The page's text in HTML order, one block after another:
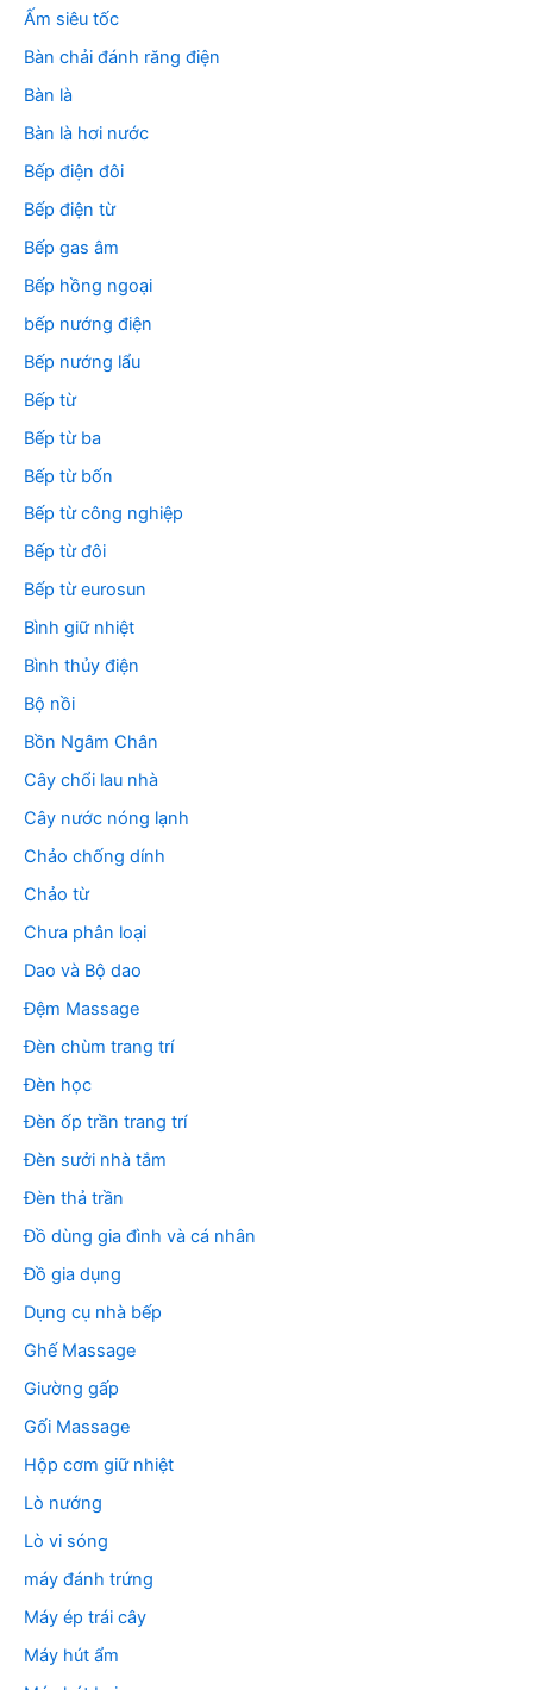
Ấm siêu tốc
Bàn chải đánh răng điện
Bàn là
Bàn là hơi nước
Bếp điện đôi
Bếp điện từ
Bếp gas âm
Bếp hồng ngoại
bếp nướng điện
Bếp nướng lẩu
Bếp từ
Bếp từ ba
Bếp từ bốn
Bếp từ công nghiệp
Bếp từ đôi
Bếp từ eurosun
Bình giữ nhiệt
Bình thủy điện
Bộ nồi
Bồn Ngâm Chân
Cây chổi lau nhà
Cây nước nóng lạnh
Chảo chống dính
Chảo từ
Chưa phân loại
Dao và Bộ dao
Đệm Massage
Đèn chùm trang trí
Đèn học
Đèn ốp trần trang trí
Đèn sưởi nhà tắm
Đèn thả trần
Đồ dùng gia đình và cá nhân
Đồ gia dụng
Dụng cụ nhà bếp
Ghế Massage
Giường gấp
Gối Massage
Hộp cơm giữ nhiệt
Lò nướng
Lò vi sóng
máy đánh trứng
Máy ép trái cây
Máy hút ẩm